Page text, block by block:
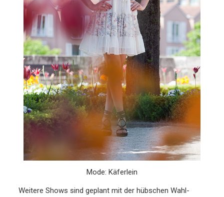
Mode: Käferlein
Weitere Shows sind geplant mit der hübschen Wahl-